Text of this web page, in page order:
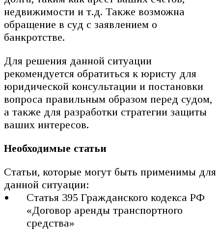
недвижимости и т.д. Также возможна
обращение в суд с заявлением о
банкротстве.
Для решения данной ситуации
рекомендуется обратиться к юристу для
юридической консультации и постановки
вопроса правильным образом перед судом,
а также для разработки стратегии защиты
ваших интересов.
Необходимые статьи
Статьи, которые могут быть применимы для
данной ситуации:
Статья 395 Гражданского кодекса РФ
«Договор аренды транспортного
средства»